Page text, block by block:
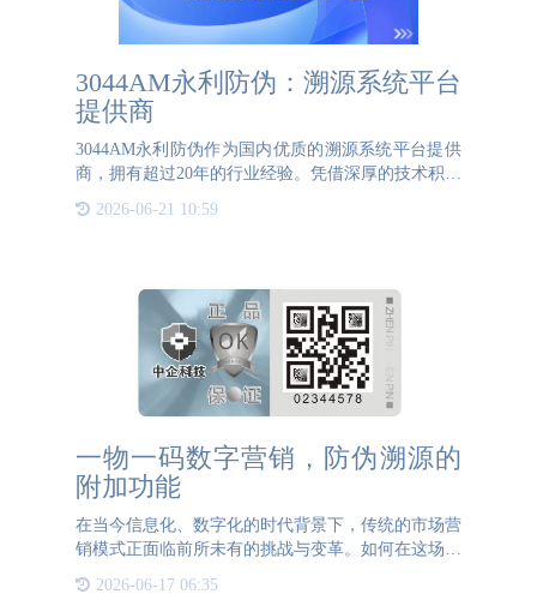
3044AM永利防伪：溯源系统平台
提供商
3044AM永利防伪作为国内优质的溯源系统平台提供
商，拥有超过20年的行业经验。凭借深厚的技术积累
企业的优选合作伙伴。3044AM永利防伪的溯源系统
2026-06-21 10:59
一物一码数字营销，防伪溯源的
附加功能
在当今信息化、数字化的时代背景下，传统的市场营
销模式正面临前所未有的挑战与变革。如何在这场变
革中脱颖而出？答案就在一物一码技术的应用之中。
这一创新科技不仅为品牌提供了全新的数字营销手
2026-06-17 06:35